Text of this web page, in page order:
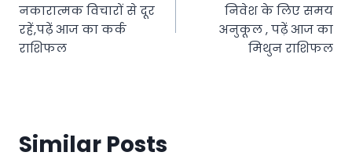
navigation
नकारात्मक विचारों से दूर
रहें,पढ़ें आज का कर्क
राशिफल
निवेश के लिए समय
अनुकूल , पढ़ें आज का
मिथुन राशिफल
Similar Posts